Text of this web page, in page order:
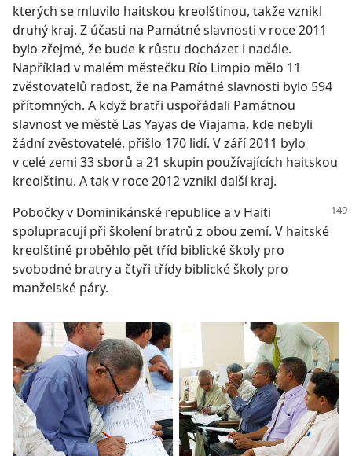
kterých se mluvilo haitskou kreolštinou, takže vznikl
druhý kraj. Z účasti na Památné slavnosti v roce 2011
bylo zřejmé, že bude k růstu docházet i nadále.
Například v malém městečku Río Limpio mělo 11
zvěstovatelů radost, že na Památné slavnosti bylo 594
přítomných. A když bratři uspořádali Památnou
slavnost ve městě Las Yayas de Viajama, kde nebyli
žádní zvěstovatelé, přišlo 170 lidí. V září 2011 bylo
v celé zemi 33 sborů a 21 skupin používajících haitskou
kreolštinu. A tak v roce 2012 vznikl další kraj.
Pobočky v Dominikánské republice a v Haiti
spolupracují při školení bratrů z obou zemí. V haitské
kreolštině proběhlo pět tříd biblické školy pro
svobodné bratry a čtyři třídy biblické školy pro
manželské páry.